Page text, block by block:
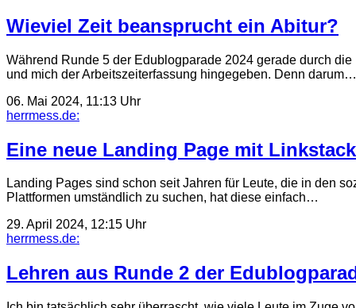
Wieviel Zeit beansprucht ein Abitur?
Während Runde 5 der Edublogparade 2024 gerade durch
und mich der Arbeitszeiterfassung hingegeben. Denn darum…
06. Mai 2024, 11:13 Uhr
herrmess.de:
Eine neue Landing Page mit Linkstack
Landing Pages sind schon seit Jahren für Leute, die in den
Plattformen umständlich zu suchen, hat diese einfach…
29. April 2024, 12:15 Uhr
herrmess.de:
Lehren aus Runde 2 der